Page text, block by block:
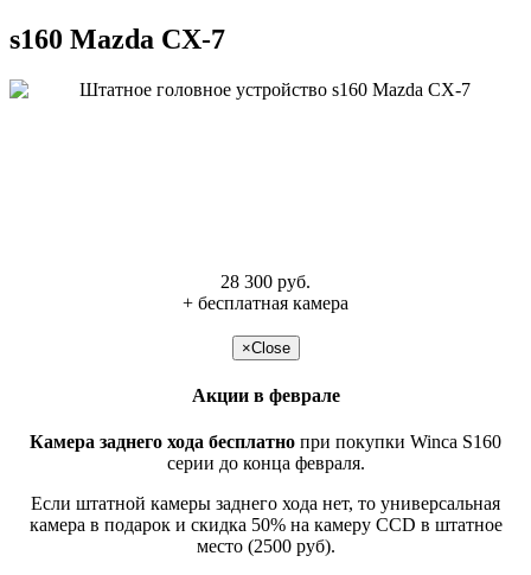
s160 Mazda CX-7
28 300 руб.
+ бесплатная камера
×Close
Акции в феврале
Камера заднего хода бесплатно при покупки Winca S160
серии до конца февраля.
Если штатной камеры заднего хода нет, то универсальная
камера в подарок и скидка 50% на камеру CCD в штатное
место (2500 руб).